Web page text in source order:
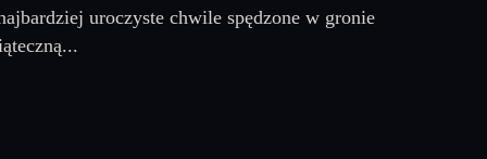
uroczyste chwile spędzone w gronie